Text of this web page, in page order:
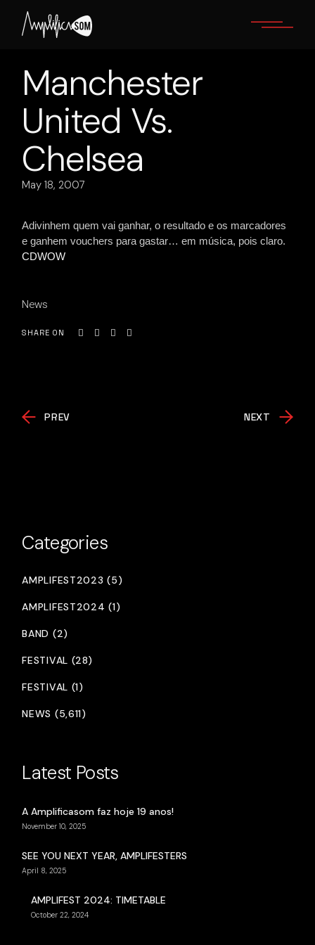
content
Manchester
United Vs.
Chelsea
May 18, 2007
Adivinhem quem vai ganhar, o resultado e os marcadores
e ganhem vouchers para gastar… em música, pois claro.
CDWOW
News
SHARE ON
PREV NEXT
Categories
AMPLIFEST2023 (5)
AMPLIFEST2024 (1)
BAND (2)
FESTIVAL (28)
FESTIVAL (1)
NEWS (5,611)
Latest Posts
A Amplificasom faz hoje 19 anos!
November 10, 2025
SEE YOU NEXT YEAR, AMPLIFESTERS
April 8, 2025
AMPLIFEST 2024: TIMETABLE
October 22, 2024